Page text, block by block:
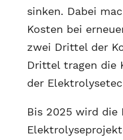
sinken. Dabei
Kosten bei
zwei Drittel der
Drittel tragen die
der
Bis 2025 wird die